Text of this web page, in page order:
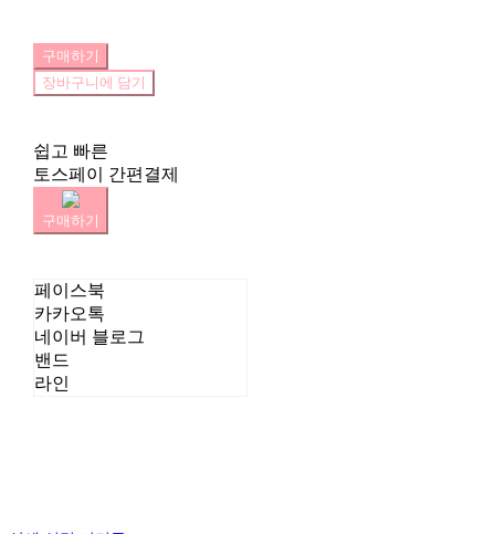
구매하기
장바구니에 담기
쉽고 빠른
토스페이 간편결제
구매하기
페이스북
카카오톡
네이버 블로그
밴드
라인